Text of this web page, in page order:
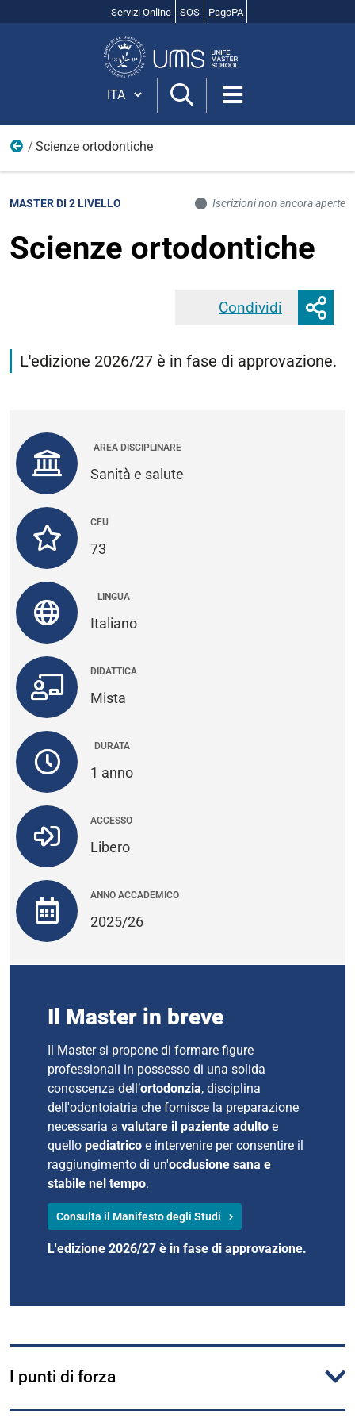
Servizi Online SOS PagoPA
Cambia lingua
Offerta formativa
Scienze ortodontiche
MASTER DI 2 LIVELLO Iscrizioni non ancora aperte
Scienze ortodontiche
Condividi
L'edizione 2026/27 è in fase di approvazione.
AREA DISCIPLINARE
Sanità e salute
CFU
73
LINGUA
Italiano
DIDATTICA
Mista
DURATA
1 anno
ACCESSO
Libero
ANNO ACCADEMICO
2025/26
Il Master in breve
Il Master si propone di formare figure
professionali in possesso di una solida
conoscenza dell’ortodonzia, disciplina
dell'odontoiatria che fornisce la preparazione
necessaria a valutare il paziente adulto e
quello pediatrico e intervenire per consentire il
raggiungimento di un'occlusione sana e
stabile nel tempo.
Consulta il Manifesto degli Studi
L'edizione 2026/27 è in fase di approvazione.
I punti di forza